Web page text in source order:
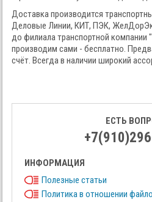
Доставка производится
Деловые Линии, КИТ, ПЭК,
до филиала транспортной
производим сами - бесплатно.
счёт. Всегда в наличии широкий
ЕСТЬ
ИНФОРМАЦИЯ
Полезные статьи
Политика в отношении